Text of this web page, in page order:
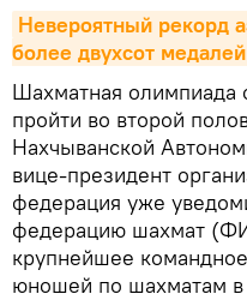
Невероятный рекорд
более двухсот
Шахматная олимпиада
пройти во второй
Нахчыванской
вице-президент
федерация уже
федерацию шахмат
крупнейшее
юношей по шахматам